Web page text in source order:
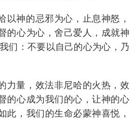
以神的忌邪为心，止息神怒，
的心为心，舍己爱人，成就神
们：不要以自己的心为心，乃
力量，效法非尼哈的火热，效
的心成为我们的心，让神的心
此，我们的生命必蒙神喜悦，